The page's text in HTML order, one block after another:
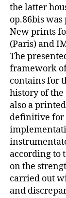
the latter
op.86bis
New prints
(Paris) and
The
framework
contains for
history of
also a
definitive for
according to
on the
carried out
and